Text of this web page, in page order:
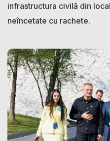
infrastructura civilă din
neîncetate cu rachete.